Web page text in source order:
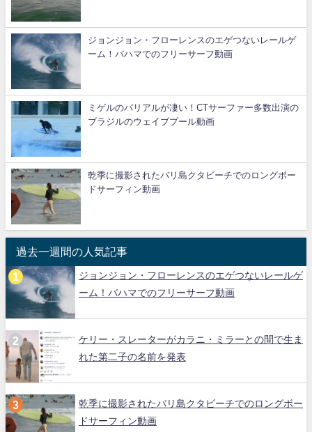
ジョンジョン・フローレンスのエゲつないレールゲ
ーム！バハマでのフリーサーフ動画
ミゲルのバリアルが凄い！CTサーファー多数出演の
ブラジルのウェイブプール動画
乾季に撮影されたバリ島クタビーチでのロングボー
ドサーフィン動画
過去一週間の人気記事
ジョンジョン・フローレンスのエゲつないレールゲ
ーム！バハマでのフリーサーフ動画
ケリー・スレーターがカラニ・ミラーとの間で生ま
れた第二子の名前を発表
乾季に撮影されたバリ島クタビーチでのロングボー
ドサーフィン動画